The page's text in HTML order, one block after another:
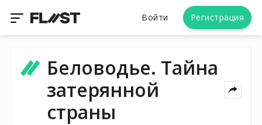
Войти Регистрация
Беловодье. Тайна
затерянной
страны